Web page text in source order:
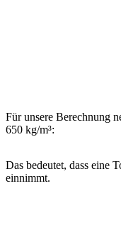
Für unsere Berechnung
650 kg/m³:
Das bedeutet, dass eine
einnimmt.